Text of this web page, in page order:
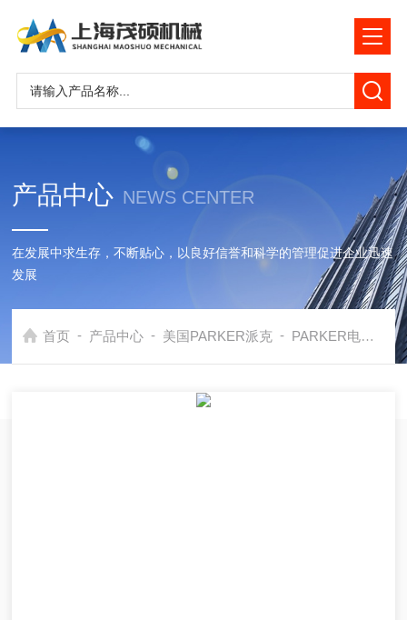
产品中心 NEWS CENTER
在发展中求生存，不断贴心，以良好信誉和科学的管理促进企业迅速
发展
首页 - 产品中心 - 美国PARKER派克 - PARKER电磁阀